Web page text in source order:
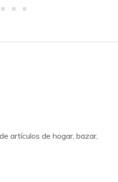
artículos de hogar, bazar,